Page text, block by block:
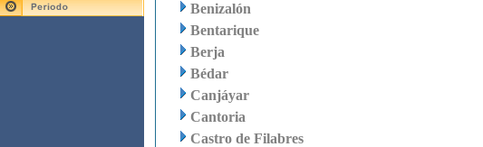
Benizalón
Bentarique
Berja
Bédar
Canjáyar
Cantoria
Castro de Filabres